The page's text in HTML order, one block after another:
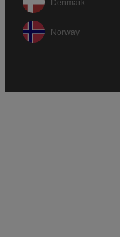
Denmark
Norway